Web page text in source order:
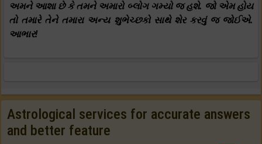
અમને આશા છે કે તમને અમારો બ્લોગ ગમ્યો જ હશે. જો એમ હોય
તો તમારે તેને તમારા અન્ય શુભેચ્છકો સાથે શેર કરવું જ જોઈએ.
આભાર!
Astrological services for accurate answers
and better feature